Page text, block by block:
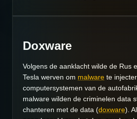
Doxware
Volgens de aanklacht wilde de Rus
Tesla werven om malware te
computersystemen van de
malware wilden de criminelen data
chanteren met de data (doxware).